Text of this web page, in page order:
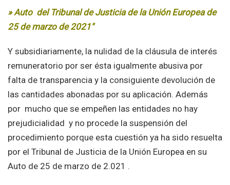
» Auto del Tribunal de Justicia de la Unión Europea de
25 de marzo de 2021″
Y subsidiariamente, la nulidad de la cláusula de interés
remuneratorio por ser ésta igualmente abusiva por
falta de transparencia y la consiguiente devolución de
las cantidades abonadas por su aplicación. Además
por mucho que se empeñen las entidades no hay
prejudicialidad y no procede la suspensión del
procedimiento porque esta cuestión ya ha sido resuelta
por el Tribunal de Justicia de la Unión Europea en su
Auto de 25 de marzo de 2.021 .